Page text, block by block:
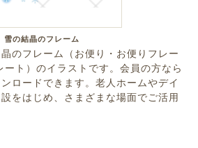
雪の結晶のフレーム
のフレーム（お便り・お便りフレー
ト）のイラストです。会員の方なら
ロードできます。老人ホームやデイ
をはじめ、さまざまな場面でご活用